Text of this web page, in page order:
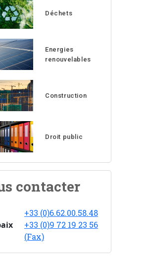
Déchets
Energies
renouvelables
Construction
Droit public
contacter
+33 (0)6.62.00.58.48
+33 (0)9 72 19 23 56
(Fax)